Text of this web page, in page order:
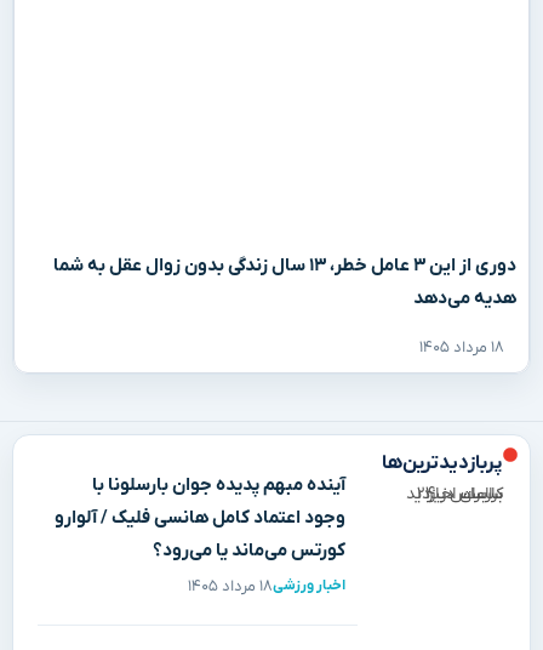
دوری از این ۳ عامل خطر، ۱۳ سال زندگی بدون زوال عقل به شما
هدیه می‌دهد
۱۸ مرداد ۱۴۰۵
پربازدیدترین‌ها
براساس بازدید کاربران در ۲۴ ساعت اخیر
آینده مبهم پدیده جوان بارسلونا با
وجود اعتماد کامل هانسی فلیک / آلوارو
کورتس می‌ماند یا می‌رود؟
اخبار ورزشی۱۸ مرداد ۱۴۰۵